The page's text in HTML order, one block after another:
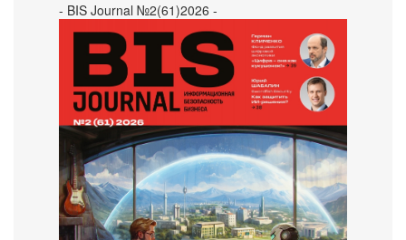
- BIS Journal №2(61)2026 -